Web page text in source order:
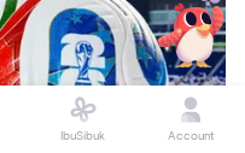
IbuSibuk Account